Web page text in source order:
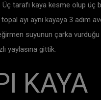
tarafı kaya kesme olup üç
ayı aynı kayaya 3 adım
suyunun çarka
yaylasına gittik.
KAYA